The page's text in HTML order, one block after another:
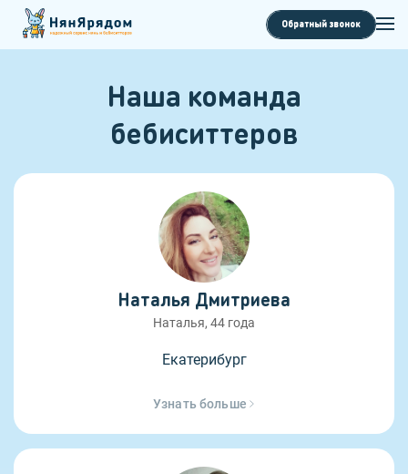
Обратный звонок
Наша команда
бебиситтеров
Наталья Дмитриева
Наталья, 44 года
Екатерибург
Узнать больше